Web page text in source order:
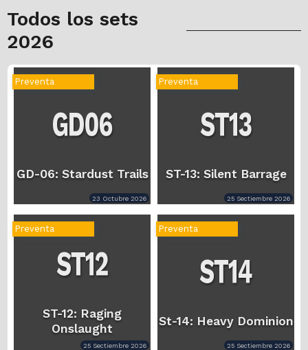
Todos los sets
2026
GD-06: Stardust Trails
Preventa
23 Octubre 2026
ST-13: Silent Barrage
Preventa
25 Sectiembre 2026
ST-12: Raging
Onslaught
Preventa
25 Sectiembre 2026
St-14: Heavy Dominion
Preventa
25 Sectiembre 2026